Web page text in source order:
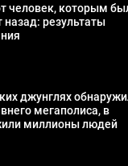
человек, которым
назад: результаты
джунглях
мегаполиса, в
миллионы людей